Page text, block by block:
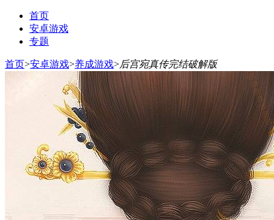
首页
安卓游戏
专题
首页>安卓游戏>养成游戏>后宫宛真传完结破解版